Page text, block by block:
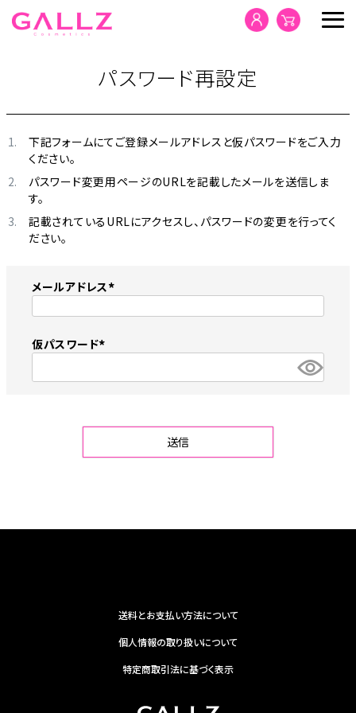
ABOUT GALLZ
PRODUCTS
CONCEPT
パスワード再設定
下記フォームにてご登録メールアドレスと仮パスワードをご入力
ください。
パスワード変更用ページのURLを記載したメールを送信しま
す。
記載されているURLにアクセスし、パスワードの変更を行ってく
ださい。
メールアドレス
必
)
仮パスワード
必
送信
送料とお支払い方法について
個人情報の取り扱いについて
特定商取引法に基づく表示